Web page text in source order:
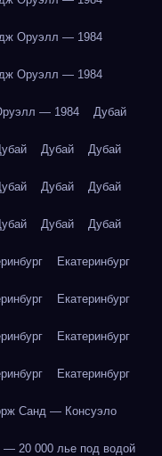
Оруэлл — 1984
Оруэлл — 1984
— 1984 Дубай
Дубай Дубай
Дубай Дубай
Дубай Дубай
Екатеринбург
Екатеринбург
Екатеринбург
Екатеринбург
Санд — Консуэло
20 000 лье под водой